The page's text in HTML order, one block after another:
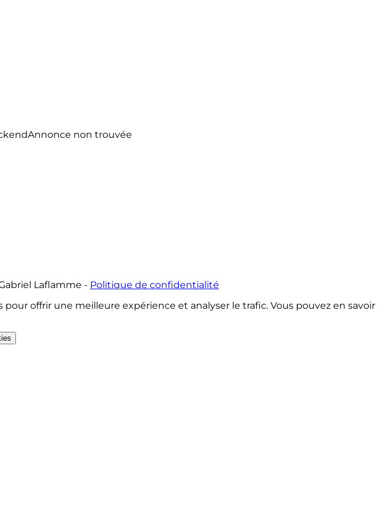
Annonce non trouvée
Laflamme - Politique de confidentialité
offrir une meilleure expérience et analyser le trafic. Vous pouvez en